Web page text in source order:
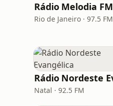
Rio de Janeiro · 97.5 FM
Natal · 92.5 FM